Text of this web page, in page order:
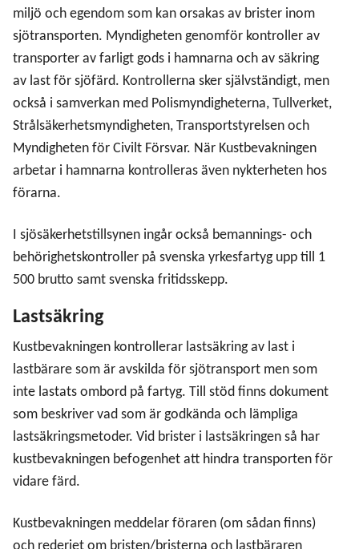
Stärkt sjöövervakningsverksamhet genom
internationella samarbeten
miljö och egendom som kan orsakas av brister inom
sjötransporten. Myndigheten genomför kontroller av
transporter av farligt gods i hamnarna och av säkring
av last för sjöfärd. Kontrollerna sker självständigt, men
också i samverkan med Polismyndigheterna, Tullverket,
Strålsäkerhetsmyndigheten, Transportstyrelsen och
Myndigheten för Civilt Försvar. När Kustbevakningen
arbetar i hamnarna kontrolleras även nykterheten hos
förarna.
I sjösäkerhetstillsynen ingår också bemannings- och
behörighetskontroller på svenska yrkesfartyg upp till 1
500 brutto samt svenska fritidsskepp.
Lastsäkring
Kustbevakningen kontrollerar lastsäkring av last i
lastbärare som är avskilda för sjötransport men som
inte lastats ombord på fartyg. Till stöd finns dokument
som beskriver vad som är godkända och lämpliga
lastsäkringsmetoder. Vid brister i lastsäkringen så har
kustbevakningen befogenhet att hindra transporten för
vidare färd.
Kustbevakningen meddelar föraren (om sådan finns)